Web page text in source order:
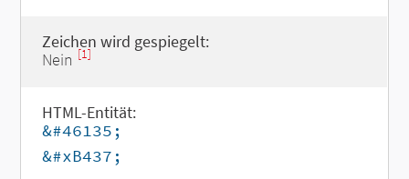
Zeichen wird gespiegelt:
Nein [1]
HTML-Entität:
&#46135;
&#xB437;